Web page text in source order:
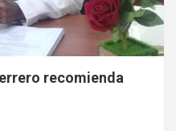
recomienda